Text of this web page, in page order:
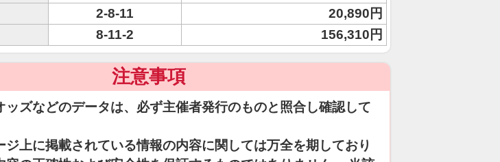
2-8-11
20,890円
8-11-2 156,310円
注意事項
ッズなどのデータは、必ず主催者発行のものと照合し確認して
ジ上に掲載されている情報の内容に関しては万全を期しており